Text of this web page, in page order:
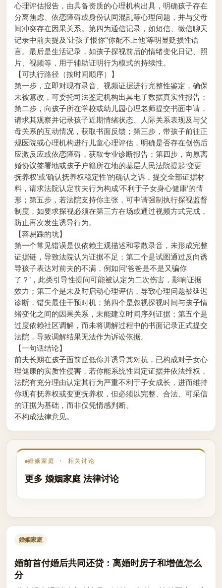
心理评估报告，由具备资质的心理机构出具，明确孩子存在
分离焦虑、依恋障碍或身份认同混乱等心理问题，并与父母
间冲突存在因果关系。第四为通信记录，如短信、微信聊天
记录中前夫提及‘让孩子恨你’‘你配不上他’等明显贬损性语
言。最后是生活记录，如孩子探视前后的情绪变化日记、照
片、视频等，用于辅助证明行为模式的持续性。
【可执行路径（按时间顺序）】
第一步，立即对现有录音、视频证据进行完整性鉴定，确保
未被篡改，可委托司法鉴定机构出具电子数据真实性报告；
第二步，向孩子所在学校或幼儿园心理老师提交书面申请，
请求其观察并记录孩子近期情绪状态、人际关系表现及与父
母关系的互动情况，获取书面反馈；第三步，带孩子前往正
规医院或心理机构进行儿童心理评估，明确是否存在创伤后
应激反应或依恋障碍，获取专业诊断报告；第四步，向原离
婚协议签署地或孩子户籍所在地的基层人民法院提起‘变更
抚养权’或‘确认抚养权稳定性’的确认之诉，提交全部证据材
料，请求法院认定前夫行为构成‘不利于子女身心健康’的情
形；第五步，若法院支持你主张，可申请强制执行探视监督
制度，如要求探视必须在第三方在场或通过视频方式完成，
防止再次发生诱导行为。
【容易踩的坑】
第一个常见错误是仅依赖主观描述和零散录音，未形成完整
证据链，导致法院认为证据不足；第二个是试图通过反向诱
导孩子表达对前夫的不满，例如问‘爸爸是不是又骗你
了？’，此类引导性提问可能被认定为二次伤害，影响证据
效力；第三个是未及时启动心理评估，导致心理问题被延迟
诊断，错失最佳干预时机；第四个是忽视探视时间与孩子情
绪变化之间的因果关系，未能建立时间序列证据；第五个是
过度依赖社区调解，而未将调解过程中的书面记录正式提交
法院，导致调解结果无法作为诉讼依据。
【一句话结论】
前夫长期在孩子面前贬低你并诱导其对抗，已构成对子女心
理健康的实质性侵害，若你能系统性固定证据并依法维权，
法院有充分理由认定其行为严重不利于子女成长，进而维持
你现有抚养权或变更抚养权，但必须以完整、合法、可采信
的证据为基础，而非仅凭情感判断。
不构成法律意见。
婚姻家庭 · 相关讨论
更多 婚姻家庭 法律讨论
婚姻家庭
婚前首付婚后共同还贷：离婚时房子和增值怎么
分